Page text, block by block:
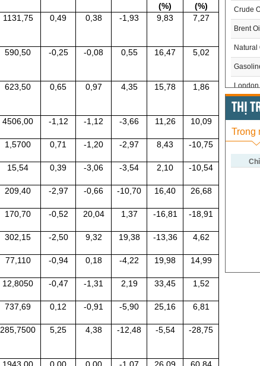
(%)
(%)
1131,75 0,49 0,38 -1,93 9,83 7,27
590,50 -0,25 -0,08 0,55 16,47 5,02
623,50 0,65 0,97 4,35 15,78 1,86
4506,00 -1,12 -1,12 -3,66 11,26 10,09
1,5700 0,71 -1,20 -2,97 8,43 -10,75
15,54 0,39 -3,06 -3,54 2,10 -10,54
209,40 -2,97 -0,66 -10,70 16,40 26,68
170,70 -0,52 20,04 1,37 -16,81 -18,91
302,15 -2,50 9,32 19,38 -13,36 4,62
77,110 -0,94 0,18 -4,22 19,98 14,99
12,8050 -0,47 -1,31 2,19 33,45 1,52
737,69 0,12 -0,91 -5,90 25,16 6,81
285,7500 5,25 4,38 -12,48 -5,54 -28,75
Crude
Brent
Natural
London
US
US
US
THỊ
Trong